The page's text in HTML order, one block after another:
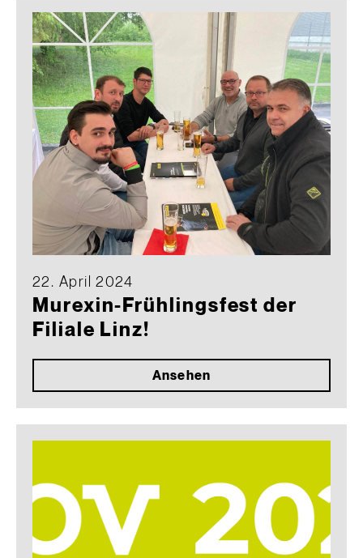
22. April 2024
Murexin-Frühlingsfest der
Filiale Linz!
Ansehen